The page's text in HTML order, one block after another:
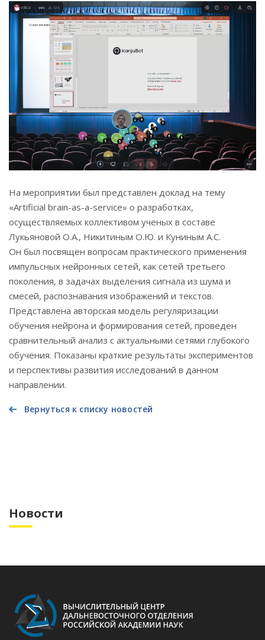
На мероприятии был представлен доклад на тему
«Artificial brain-as-a-service» о разработках,
осуществляемых коллективом ученых в составе
Лукьяновой О.А., Никитиным О.Ю. и Куниным А.С.
Он был посвящен вопросам практического применения
импульсных нейронных сетей, как сетей третьего
поколения, в задачах выделения сигнала из шума и
смесей, распознавания изображений и текстов.
Представлена авторская модель регуляризации
обучения нейрона и формирования сетей, проведен
сравнительный анализ с актуальными сетями глубокого
обучения. Показаны краткие результаты экспериментов
и перспективы развития исследований в данном
направлении.
Вернуться к списку новостей
Новости